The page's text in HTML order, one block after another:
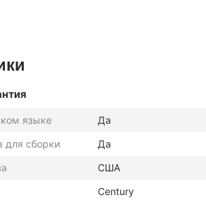
языке
Да
для сборки
Да
США
Century